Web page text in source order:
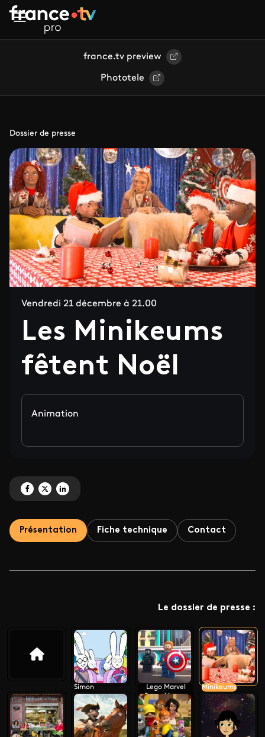
Aller au contenu principal
france.tv preview
Phototele
Dossier de presse
Vendredi 21 décembre à 21.00
Les Minikeums
fêtent Noël
Animation
Partagez ' Les Minikeums fêtent Noël' sur Facebook
Partagez ' Les Minikeums fêtent Noël' sur X
Partagez ' Les Minikeums fêtent Noël' sur LinkedIn
Présentation Fiche technique Contact
Le dossier de presse :
Simon
Lego Marvel
Super Heroes
Minikeums